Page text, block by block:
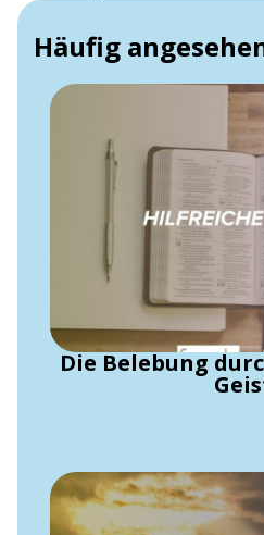
Häufig
Die Belebung